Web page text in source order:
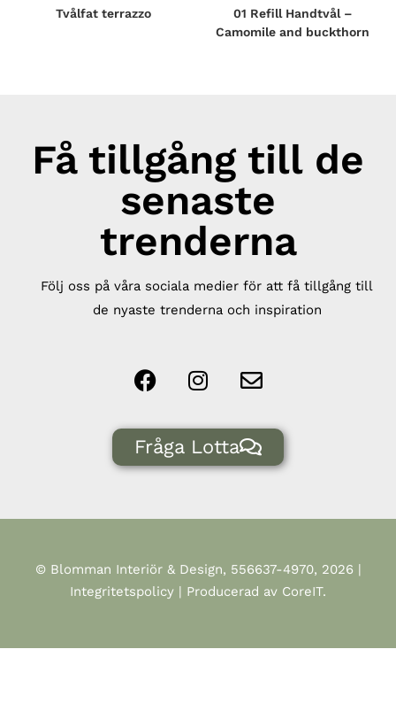
Tvålfat terrazzo
01 Refill Handtvål –
Camomile and buckthorn
Få tillgång till de
senaste
trenderna
Följ oss på våra sociala medier för att få tillgång till
de nyaste trenderna och inspiration
Fråga Lotta
© Blomman Interiör & Design, 556637-4970, 2026 |
Integritetspolicy | Producerad av CoreIT.